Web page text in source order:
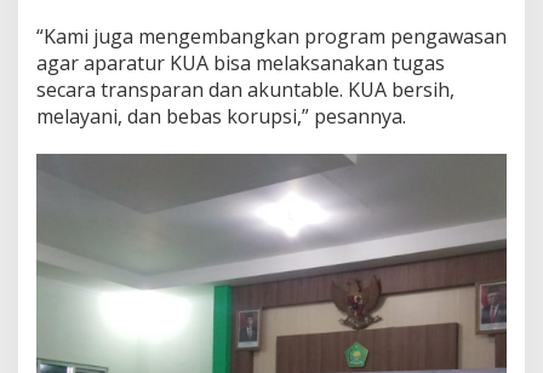
“Kami juga mengembangkan program pengawasan
agar aparatur KUA bisa melaksanakan tugas
secara transparan dan akuntable. KUA bersih,
melayani, dan bebas korupsi,” pesannya.